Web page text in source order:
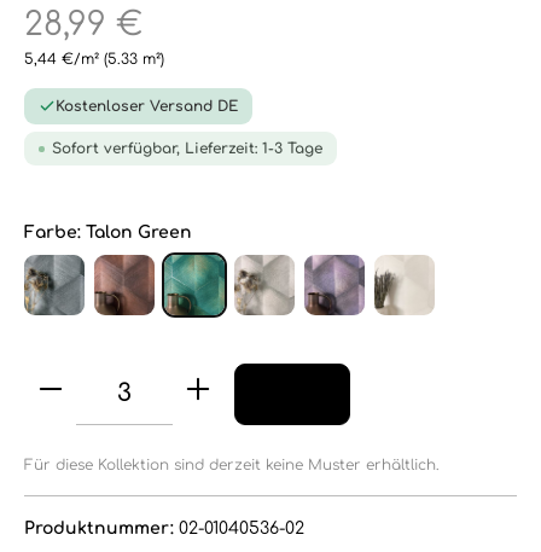
28,99 €
5,44 €/m² (5.33 m²)
Kostenloser Versand DE
Sofort verfügbar, Lieferzeit: 1-3 Tage
Farbe: Talon Green
Für diese Kollektion sind derzeit keine Muster erhältlich.
Produktnummer: 02-01040536-02